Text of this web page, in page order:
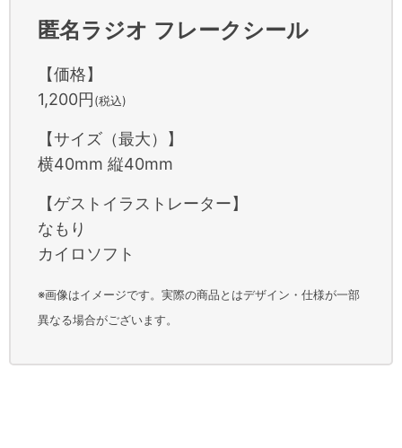
匿名ラジオ フレークシール
【価格】
1,200円(税込)
【サイズ（最大）】
横40mm 縦40mm
【ゲストイラストレーター】
なもり
カイロソフト
※画像はイメージです。実際の商品とはデザイン・仕様が一部
異なる場合がございます。